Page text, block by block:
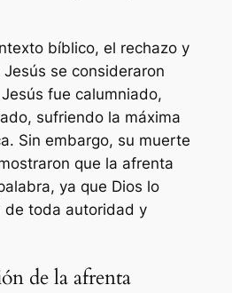
bíblico, el rechazo y
se consideraron
fue calumniado,
sufriendo la máxima
Sin embargo, su muerte
que la afrenta
ya que Dios lo
de toda autoridad y
de la afrenta